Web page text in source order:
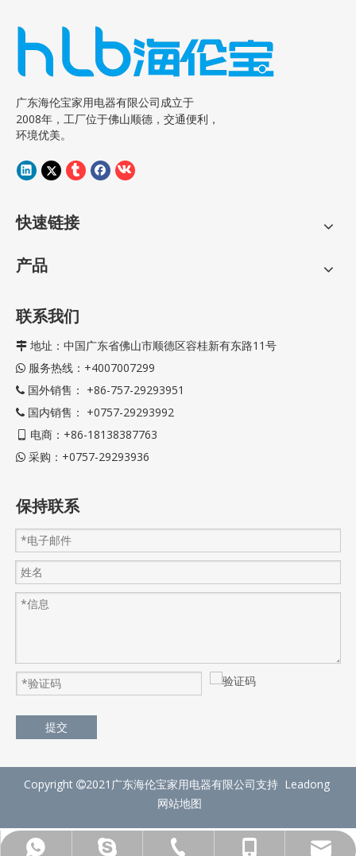
广东海伦宝家用电器有限公司成立于
2008年，工厂位于佛山顺德，交通便利，
环境优美。
+86-18138387776
amy.ou88
+86-757-29293951
+86-18138387776
hlb3@helenbo.cn
快速链接
产品
联系我们
 地址：中国广东省佛山市顺德区容桂新有东路11号
 服务热线：+4007007299
 国外销售： +86-757-29293951
 国内销售： +0757-29293992
电商：+86-18138387763
 采购：+0757-29293936
保持联系
提交
Copyright 2021广东海伦宝家用电器有限公司支持 Leadong
网站地图